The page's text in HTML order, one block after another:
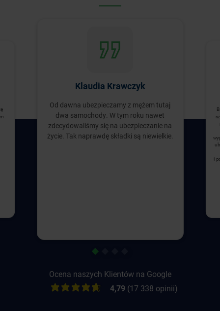
Klaudia Krawczyk
Od dawna ubezpieczamy z mężem tutaj
dwa samochody. W tym roku nawet
zdecydowaliśmy się na ubezpieczanie na
życie. Tak naprawdę składki są niewielkie.
i
1
Ocena naszych Klientów na Google
4,79 (17 338 opinii)